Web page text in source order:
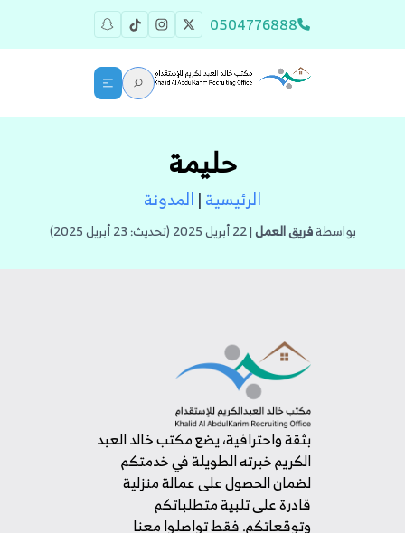
0504776888
حليمة
الرئيسية|المدونة
بواسطةفريق العمل| 22 أبريل 2025 (تحديث: 23 أبريل 2025)
بثقة واحترافية، يضع مكتب خالد العبد
الكريم خبرته الطويلة في خدمتكم
لضمان الحصول على عمالة منزلية
قادرة على تلبية متطلباتكم
وتوقعاتكم. فقط تواصلوا معنا